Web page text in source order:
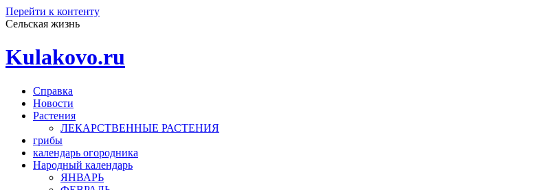
Перейти к контенту
Сельская жизнь
Kulakovo.ru
Справка
Новости
Растения
ЛЕКАРСТВЕННЫЕ РАСТЕНИЯ
грибы
календарь огородника
Народный календарь
ЯНВАРЬ